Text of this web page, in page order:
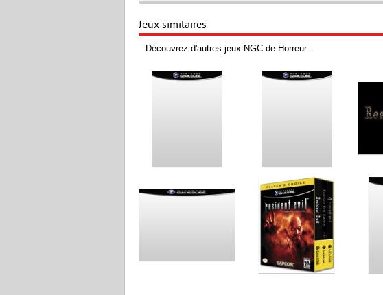
Jeux similaires
Découvrez d'autres jeux NGC de Horreur :